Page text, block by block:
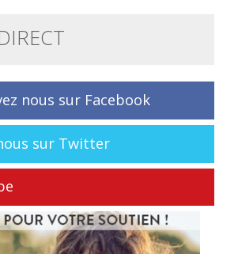
nous sur Facebook
sur Twitter